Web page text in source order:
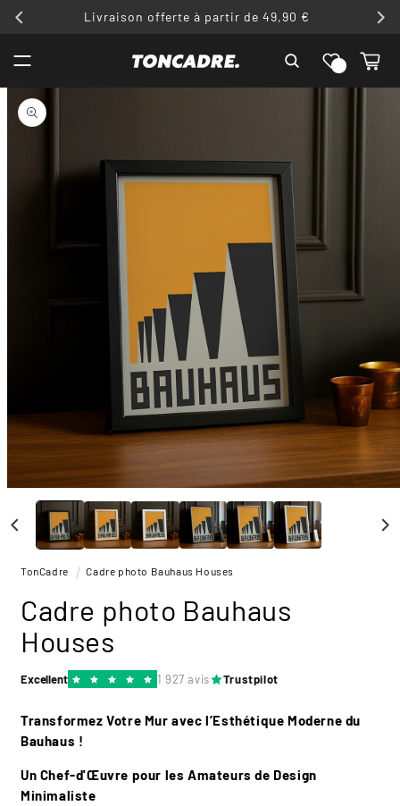
Livraison offerte à partir de 49,90 €
Liste de
souhaits
Panier
PASSER AUX
INFORMATIONS
PRODUITS
média
fenêtre
TonCadre Cadre photo Bauhaus Houses
Cadre photo Bauhaus
Houses
Excellent 1 927 avis Trustpilot
Transformez Votre Mur avec l’Esthétique Moderne du
Bauhaus !
Un Chef-d'Œuvre pour les Amateurs de Design
Minimaliste